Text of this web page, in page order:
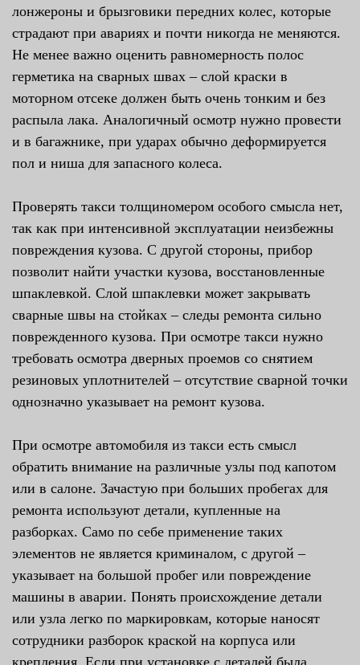
лонжероны и брызговики передних колес, которые
страдают при авариях и почти никогда не меняются.
Не менее важно оценить равномерность полос
герметика на сварных швах – слой краски в
моторном отсеке должен быть очень тонким и без
распыла лака. Аналогичный осмотр нужно провести
и в багажнике, при ударах обычно деформируется
пол и ниша для запасного колеса.
Проверять такси толщиномером особого смысла нет,
так как при интенсивной эксплуатации неизбежны
повреждения кузова. С другой стороны, прибор
позволит найти участки кузова, восстановленные
шпаклевкой. Слой шпаклевки может закрывать
сварные швы на стойках – следы ремонта сильно
поврежденного кузова. При осмотре такси нужно
требовать осмотра дверных проемов со снятием
резиновых уплотнителей – отсутствие сварной точки
однозначно указывает на ремонт кузова.
При осмотре автомобиля из такси есть смысл
обратить внимание на различные узлы под капотом
или в салоне. Зачастую при больших пробегах для
ремонта используют детали, купленные на
разборках. Само по себе применение таких
элементов не является криминалом, с другой –
указывает на большой пробег или повреждение
машины в аварии. Понять происхождение детали
или узла легко по маркировкам, которые наносят
сотрудники разборок краской на корпуса или
крепления. Если при установке с деталей была